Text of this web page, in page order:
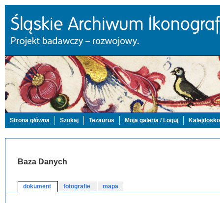
Strona główna Szukaj Tezaurus Moja galeria / Loguj
Baza Danych
dokument fotografie mapa